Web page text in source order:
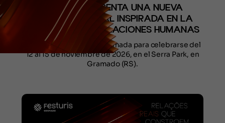
FESTURIS PRESENTA UNA NUEVA
IDENTIDAD VISUAL INSPIRADA EN LA
FUERZA DE LAS RELACIONES HUMANAS
La 38.ª edición está confirmada para celebrarse del
12 al 15 de noviembre de 2026, en el Serra Park, en
Gramado (RS).